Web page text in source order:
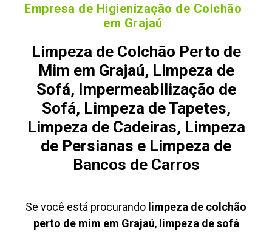
Empresa de Higienização de Colchão
em Grajaú
Limpeza de Colchão Perto de
Mim em Grajaú, Limpeza de
Sofá, Impermeabilização de
Sofá, Limpeza de Tapetes,
Limpeza de Cadeiras, Limpeza
de Persianas e Limpeza de
Bancos de Carros
Se você está procurando limpeza de colchão
perto de mim em Grajaú, limpeza de sofá